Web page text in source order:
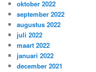
oktober 2022
september 2022
augustus 2022
juli 2022
maart 2022
januari 2022
december 2021